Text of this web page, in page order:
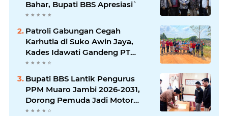
Bahar, Bupati BBS Apresiasi`
Patroli Gabungan Cegah
Karhutla di Suko Awin Jaya,
Kades Idawati Gandeng PT
BBB-S, TNI dan BPD
Bupati BBS Lantik Pengurus
PPM Muaro Jambi 2026-2031,
Dorong Pemuda Jadi Motor
Perubahan